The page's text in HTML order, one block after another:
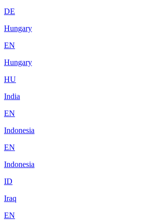
DE
Hungary
EN
Hungary
HU
India
EN
Indonesia
EN
Indonesia
ID
Iraq
EN